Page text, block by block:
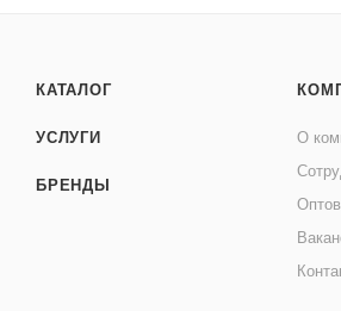
КАТАЛОГ
УСЛУГИ
БРЕНДЫ
О